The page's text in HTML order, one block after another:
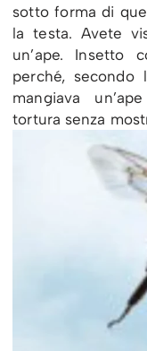
sotto forma di
la testa. Avete
un’ape. Insetto
perché, secondo
mangiava
tortura senza